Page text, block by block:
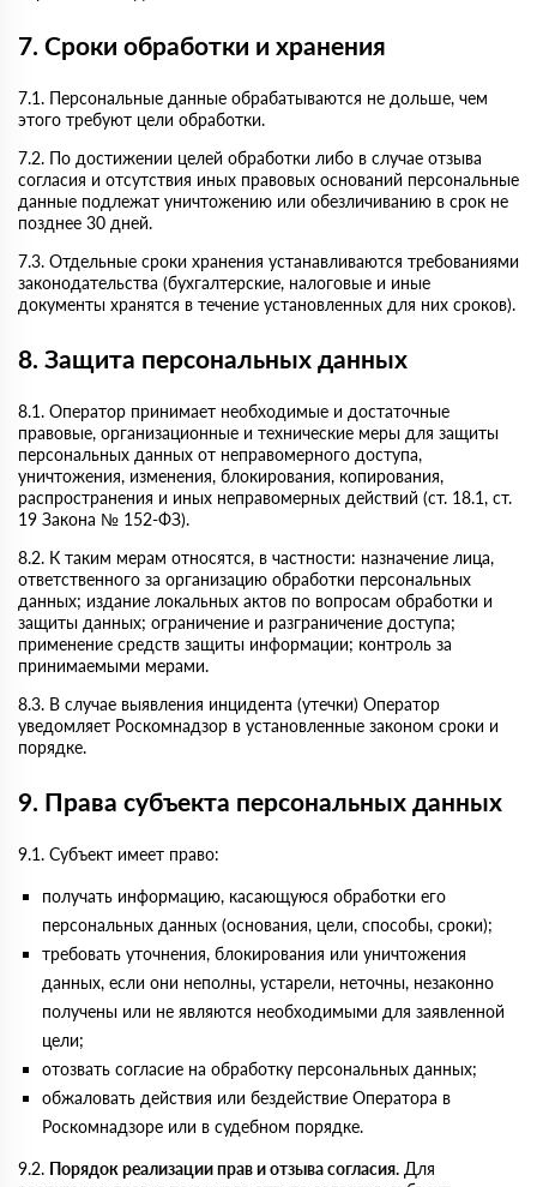
7. Сроки обработки и хранения
7.1. Персональные данные обрабатываются не дольше, чем
этого требуют цели обработки.
7.2. По достижении целей обработки либо в случае отзыва
согласия и отсутствия иных правовых оснований персональные
данные подлежат уничтожению или обезличиванию в срок не
позднее 30 дней.
7.3. Отдельные сроки хранения устанавливаются требованиями
законодательства (бухгалтерские, налоговые и иные
документы хранятся в течение установленных для них сроков).
8. Защита персональных данных
8.1. Оператор принимает необходимые и достаточные
правовые, организационные и технические меры для защиты
персональных данных от неправомерного доступа,
уничтожения, изменения, блокирования, копирования,
распространения и иных неправомерных действий (ст. 18.1, ст.
19 Закона № 152-ФЗ).
8.2. К таким мерам относятся, в частности: назначение лица,
ответственного за организацию обработки персональных
данных; издание локальных актов по вопросам обработки и
защиты данных; ограничение и разграничение доступа;
применение средств защиты информации; контроль за
принимаемыми мерами.
8.3. В случае выявления инцидента (утечки) Оператор
уведомляет Роскомнадзор в установленные законом сроки и
порядке.
9. Права субъекта персональных данных
9.1. Субъект имеет право:
получать информацию, касающуюся обработки его
персональных данных (основания, цели, способы, сроки);
требовать уточнения, блокирования или уничтожения
данных, если они неполны, устарели, неточны, незаконно
получены или не являются необходимыми для заявленной
цели;
отозвать согласие на обработку персональных данных;
обжаловать действия или бездействие Оператора в
Роскомнадзоре или в судебном порядке.
9.2. Порядок реализации прав и отзыва согласия. Для